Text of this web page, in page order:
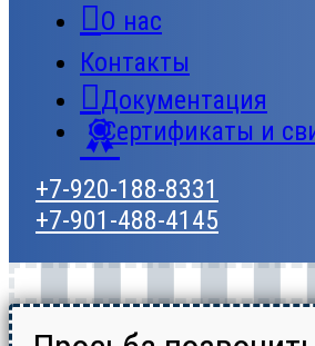
О нас
Контакты
Документация
Сертификаты и
+7-920-188-8331
+7-901-488-4145